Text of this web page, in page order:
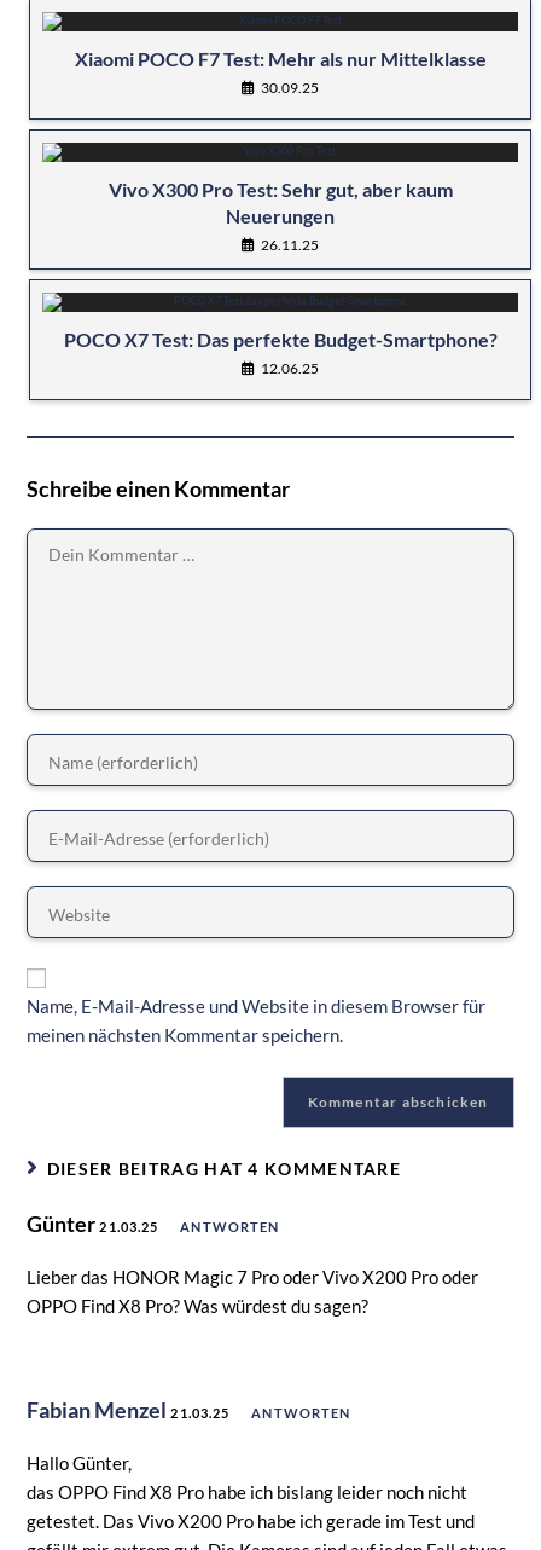
Xiaomi POCO F7 Test: Mehr als nur Mittelklasse
30.09.25
Vivo X300 Pro Test: Sehr gut, aber kaum
Neuerungen
26.11.25
POCO X7 Test: Das perfekte Budget-Smartphone?
12.06.25
Schreibe einen Kommentar
Name, E-Mail-Adresse und Website in diesem Browser für
meinen nächsten Kommentar speichern.
DIESER BEITRAG HAT 4 KOMMENTARE
Günter21.03.25 ANTWORTEN
Lieber das HONOR Magic 7 Pro oder Vivo X200 Pro oder
OPPO Find X8 Pro? Was würdest du sagen?
Fabian Menzel 21.03.25 ANTWORTEN
Hallo Günter,
das OPPO Find X8 Pro habe ich bislang leider noch nicht
getestet. Das Vivo X200 Pro habe ich gerade im Test und